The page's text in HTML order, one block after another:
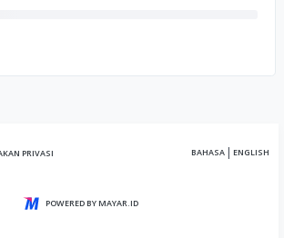
PRIVASI BAHASA | ENGLISH
POWERED BY MAYAR.ID